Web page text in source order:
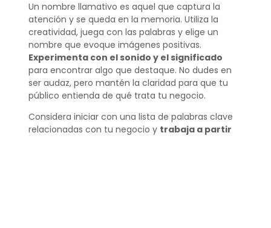
Un nombre llamativo es aquel que captura la
atención y se queda en la memoria. Utiliza la
creatividad, juega con las palabras y elige un
nombre que evoque imágenes positivas.
Experimenta con el sonido y el significado
para encontrar algo que destaque. No dudes en
ser audaz, pero mantén la claridad para que tu
público entienda de qué trata tu negocio.
Considera iniciar con una lista de palabras clave
relacionadas con tu negocio y trabaja a partir